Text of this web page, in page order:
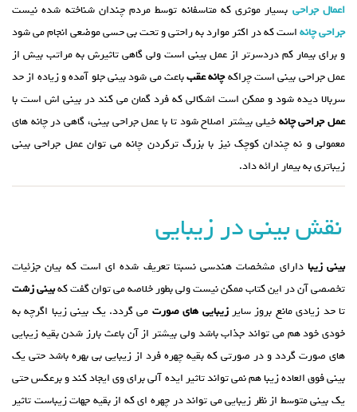
اعمال جراحی بسیار موثری که متاسفانه توسط مردم چندان شناخته شده نیست
جراحی چانهاست که در اکثر موارد به راحتی و تحت بی حسی موضعی انجام می شود
و برای بیمار کم دردسرتر از عمل بینی است ولی گاهی تاثیرش به مراتب بیش از
عمل جراحی بینی است چراکهچانه عقبباعث می شود بینی جلو آمده و زیاده از حد
سربالا دیده شود و ممکن است اشکالی که فرد گمان می کند در بینی اش است با
عمل جراحی چانهخیلی بیشتر اصلاح شود تا با عمل جراحی بینی، گاهی در چانه های
معمولی و نه چندان کوچک نیز با بزرگ ترکردن چانه می توان عمل جراحی بینی
زیباتری به بیمار ارائه داد.
نقش بینی در زیبایی
بینی زیبا دارای مشخصات هندسی نسبتا تعریف شده ای است که بیان جزئیات
تخصصی آن در این کتاب ممکن نیست ولی بطور خلاصه می توان گفت کهبینی زشت
تا حد زیادی مانع بروز سایرزیبایی های صورت می گردد. یک بینی زیبا اگرچه به
خودی خود هم می تواند جذاب باشد ولی بیشتر از آن باعث بارز شدن بقیه زیبایی
های صورت گردد و در صورتی که بقیه چهره فرد از زیبایی بی بهره باشد حتی یک
بینی فوق العاده زیبا هم نمی تواند تاثیر ایده آلی برای وی ایجاد کند و برعکس حتی
یک بینی متوسط از نظر زیبایی می تواند در چهره ای که از بقیه جهات زیباست تاثیر